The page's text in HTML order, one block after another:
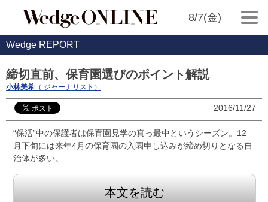
8/7(金)
Wedge REPORT
締切直前、保育園選びのポイント解説
小林美希 （ ジャーナリスト）
2016/11/27
“保活”中の保護者は保育園見学の真っ最中というシーズン。12
月下旬には来年4月の保育園の入園申し込みが締め切りとなる自
治体が多い。
本文を読む